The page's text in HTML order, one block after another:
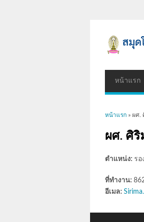
หน้าแรก
คุณอยู่ที่นี่
หน้าแรก » ผศ.
ผศ. ศิ
ตำแหน่ง: ร
ที่ทำงาน:
อีเมล: